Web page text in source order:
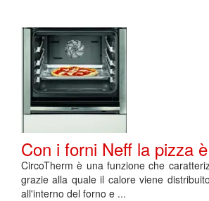
Con i forni Neff la pizza
CircoTherm è una funzione che
grazie alla quale il calore viene
all'interno del forno e ...